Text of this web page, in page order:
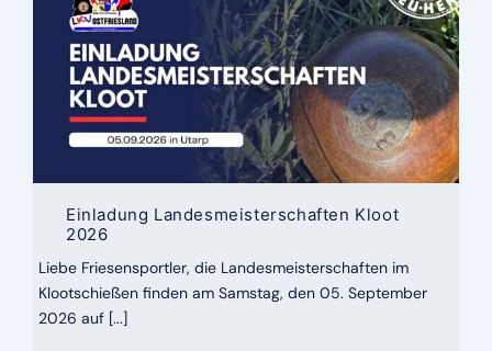
Einladung Landesmeisterschaften Kloot
2026
Liebe Friesensportler, die Landesmeisterschaften im
Klootschießen finden am Samstag, den 05. September
2026 auf [...]